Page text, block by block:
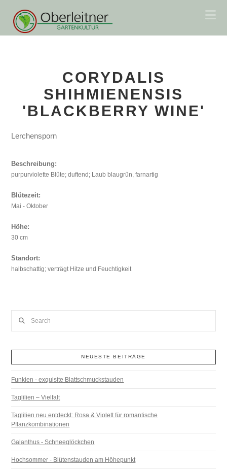
CORYDALIS
SHIHMIENENSIS
'BLACKBERRY WINE'
Lerchensporn
Beschreibung:
purpurviolette Blüte; duftend; Laub blaugrün, farnartig
Blütezeit:
Mai - Oktober
Höhe:
30 cm
Standort:
halbschattig; verträgt Hitze und Feuchtigkeit
NEUESTE BEITRÄGE
Funkien - exquisite Blattschmuckstauden
Taglilien – Vielfalt
Taglilien neu entdeckt: Rosa & Violett für romantische
Pflanzkombinationen
Galanthus - Schneeglöckchen
Hochsommer - Blütenstauden am Höhepunkt